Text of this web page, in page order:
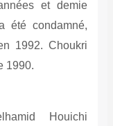
et demie
été condamné,
1992. Choukri
1990.
Houichi